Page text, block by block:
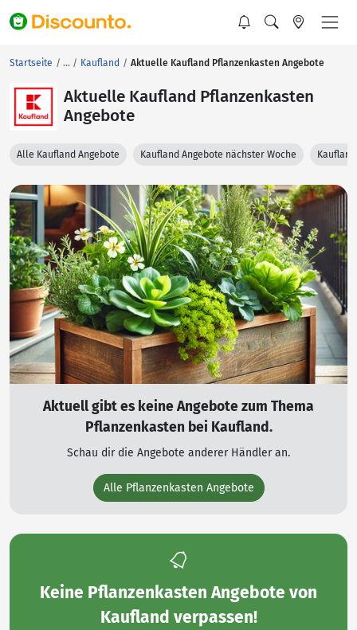
Startseite Kaufland Aktuelle Kaufland Pflanzenkasten Angebote
Aktuelle Kaufland Pflanzenkasten
Angebote
Alle Kaufland Angebote Kaufland Angebote nächster Woche
Aktuell gibt es keine Angebote zum Thema
Pflanzenkasten bei Kaufland.
Schau dir die Angebote anderer Händler an.
Alle Pflanzenkasten Angebote
Keine Pflanzenkasten Angebote von
Kaufland verpassen!